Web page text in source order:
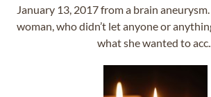
January 13, 2017 from a brain aneurysm.
woman, who didn’t let anyone or
what she wanted to